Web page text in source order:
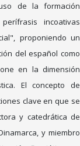
de la formación
incoativas
proponiendo un
del español como
en la dimensión
El concepto de
clave en que se
y catedrática de
y miembro